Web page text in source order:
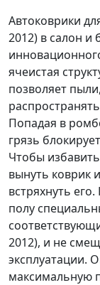
Автоковрики
2012) в салон и
ячеистая
позволяет
Попадая в
грязь
Чтобы
вынуть коврик
встряхнуть
полу
2012), и не
эксплуатации.
максимальную